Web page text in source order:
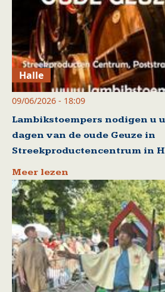
Halle
09/06/2026 - 18:09
Lambikstoempers nodigen u
dagen van de oude Geuze in
Streekproductencentrum in
Meer lezen